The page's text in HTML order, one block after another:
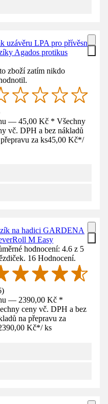
uzávěru LPA pro přívěsné
Agados protikus
zboží zatím nikdo
— 45,00 Kč * Všechny
vč. DPH a bez nákladů
za ks45,00 Kč*/
na hadici GARDENA
M Easy
hodnocení: 4.6 z 5
16 Hodnocení.
)
— 2390,00 Kč *
ceny vč. DPH a bez
na přepravu za
Kč*/ ks